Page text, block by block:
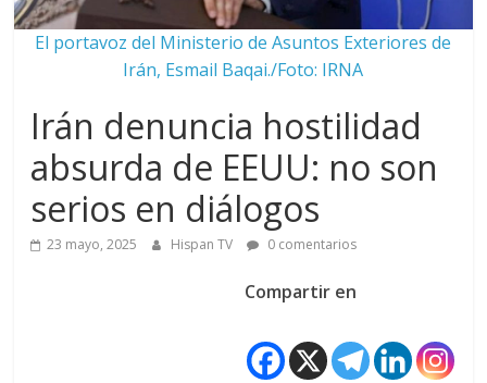
El portavoz del Ministerio de Asuntos Exteriores de
Irán, Esmail Baqai./Foto: IRNA
Irán denuncia hostilidad
absurda de EEUU: no son
serios en diálogos
23 mayo, 2025 Hispan TV 0 comentarios
Compartir en